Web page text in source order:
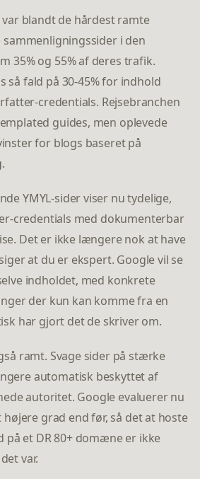
blandt de hårdest ramte
sammenligningssider i den
35% og 55% af deres trafik.
så fald på 30-45% for indhold
credentials. Rejsebranchen
guides, men oplevede
for blogs baseret på
YMYL-sider viser nu tydelige,
credentials med dokumenterbar
Det er ikke længere nok at have
at du er ekspert. Google vil se
indholdet, med konkrete
der kun kan komme fra en
har gjort det de skriver om.
ramt. Svage sider på stærke
automatisk beskyttet af
autoritet. Google evaluerer nu
højere grad end før, så det at hoste
et DR 80+ domæne er ikke
var.